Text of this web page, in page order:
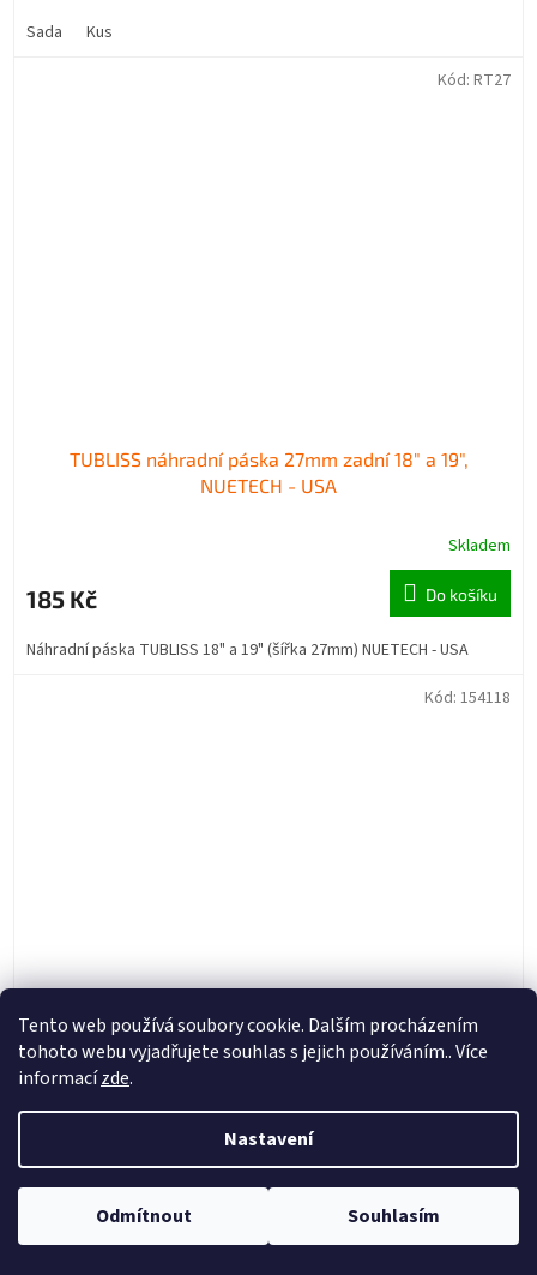
Tento web používá soubory cookie. Dalším procházením
tohoto webu vyjadřujete souhlas s jejich používáním.. Více
informacízde.
Nastavení
Odmítnout Souhlasím
Sada
Kus
TUBLISS náhradní páska 27mm zadní 18" a 19",
NUETECH - USA
Skladem
185 Kč Do košíku
Náhradní páska TUBLISS 18" a 19" (šířka 27mm) NUETECH - USA
Kód: RT27
Twin Air vzduchový filtr KTM EXC/-F 2024-2027->,
Skladem
419 Kč
Kód: 154118